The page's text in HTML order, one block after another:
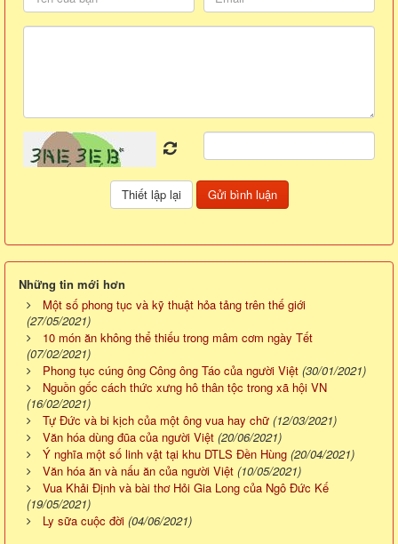
Những tin mới hơn
Một số phong tục và kỹ thuật hỏa tảng trên thế giới
(27/05/2021)
10 món ăn không thể thiếu trong mâm cơm ngày Tết
(07/02/2021)
Phong tục cúng ông Công ông Táo của người Việt (30/01/2021)
Nguồn gốc cách thức xưng hô thân tộc trong xã hội VN
(16/02/2021)
Tự Đức và bi kịch của một ông vua hay chữ (12/03/2021)
Văn hóa dùng đũa của người Việt (20/06/2021)
Ý nghĩa một số linh vật tại khu DTLS Đền Hùng (20/04/2021)
Văn hóa ăn và nấu ăn của người Việt (10/05/2021)
Vua Khải Định và bài thơ Hỏi Gia Long của Ngô Đức Kế
(19/05/2021)
Ly sữa cuộc đời (04/06/2021)